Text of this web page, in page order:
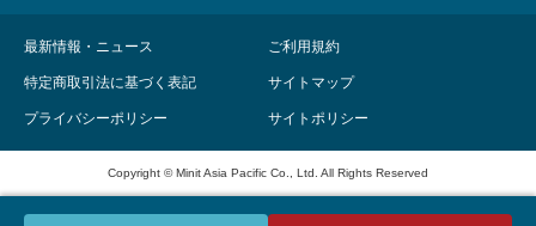
最新情報・ニュース ご利用規約
特定商取引法に基づく表記 サイトマップ
プライバシーポリシー サイトポリシー
Copyright © Minit Asia Pacific Co., Ltd. All Rights Reserved